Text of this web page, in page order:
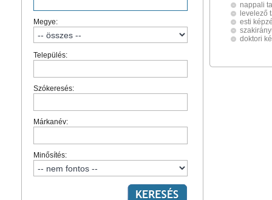
Megye:
Település:
Szókeresés:
Márkanév:
Minősítés:
nappali
levelező
esti
doktori